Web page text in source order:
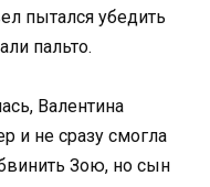
пытался убедить
пальто.
Валентина
и не сразу смогла
Зою, но сын